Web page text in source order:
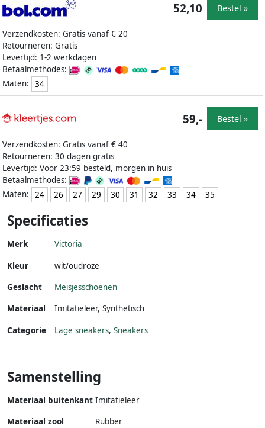
Verzendkosten: Gratis vanaf € 20
Retourneren: Gratis
Levertijd: 1-2 werkdagen
Betaalmethodes:
Maten:
34
52,10 Bestel »
Verzendkosten: Gratis vanaf € 40
Retourneren: 30 dagen gratis
Levertijd: Voor 23:59 besteld, morgen in huis
Betaalmethodes:
Maten:
24 26 27 29 30 31 32 33 34 35
59,- Bestel »
Specificaties
Merk Victoria
Kleur
wit/oudroze
Geslacht
Meisjesschoenen
Materiaal
Imitatieleer, Synthetisch
Categorie Lage sneakers, Sneakers
Samenstelling
Materiaal buitenkant Imitatieleer
Materiaal zool
Rubber